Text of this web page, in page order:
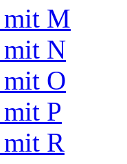
mit M
mit N
mit O
P
mit R